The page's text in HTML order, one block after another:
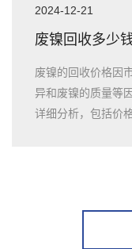
2024-12-21
废镍回收多少
废镍的回收价格因
异和废镍的质量等
详细分析，包括价